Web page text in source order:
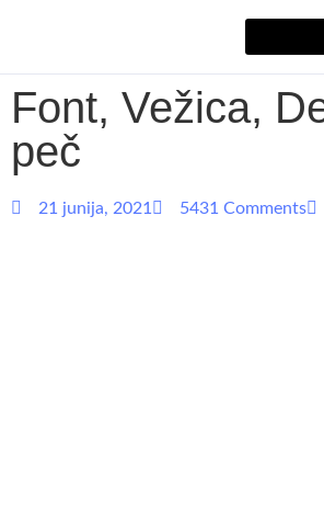
Font, Vežica,
peč
21 junija, 2021 5431 Comments